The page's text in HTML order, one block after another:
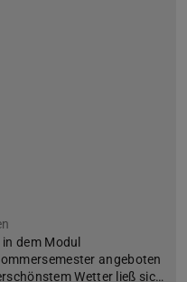
dem Modul
angeboten
Wetter ließ sic…